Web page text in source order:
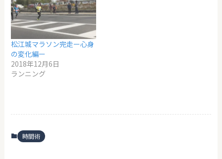
松江城マラソン完走ー心身
の変化編ー
2018年12月6日
ランニング
時間術